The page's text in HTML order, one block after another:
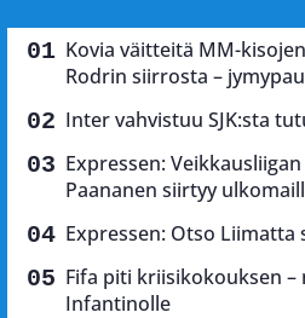
Kovia väitteitä MM-
Rodrin siirrosta –
Inter vahvistuu SJK:sta
Expressen:
Paananen siirtyy
Expressen: Otso
Fifa piti kriisikokouksen –
Infantinolle